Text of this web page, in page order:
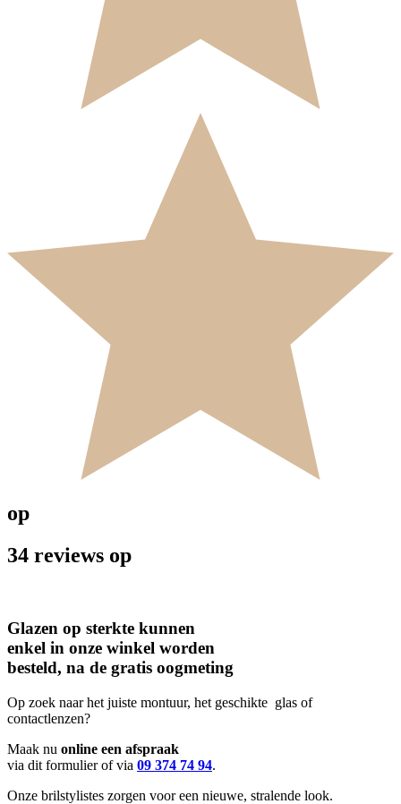
op
34 reviews op
Glazen op sterkte kunnen
enkel in onze winkel worden
besteld, na de gratis oogmeting
Op zoek naar het juiste montuur, het geschikte glas of
contactlenzen?
Maak nu online een afspraak
via dit formulier of via 09 374 74 94.
Onze brilstylistes zorgen voor een nieuwe, stralende look.